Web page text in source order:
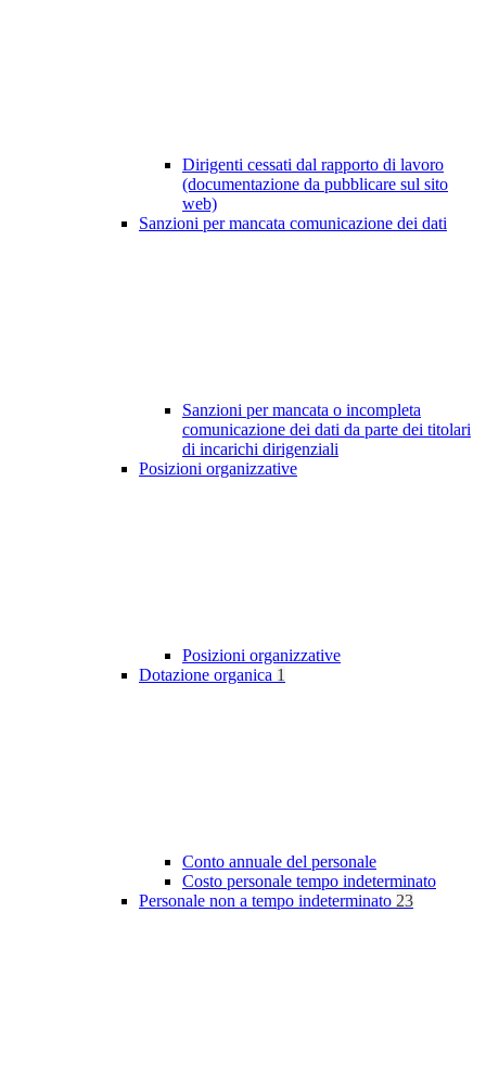
Dirigenti cessati dal rapporto di lavoro
(documentazione da pubblicare sul sito
web)
Sanzioni per mancata comunicazione dei dati
Sanzioni per mancata o incompleta
comunicazione dei dati da parte dei titolari
di incarichi dirigenziali
Posizioni organizzative
Posizioni organizzative
Dotazione organica 1
Conto annuale del personale
Costo personale tempo indeterminato
Personale non a tempo indeterminato 23